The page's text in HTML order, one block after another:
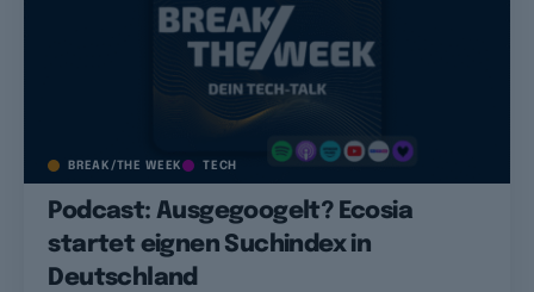
BREAK/THE WEEK TECH
Podcast: Ausgegoogelt? Ecosia
startet eignen Suchindex in
Deutschland